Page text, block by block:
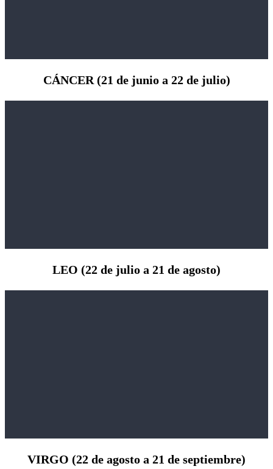
CÁNCER (21 de junio a 22 de julio)
LEO (22 de julio a 21 de agosto)
VIRGO (22 de agosto a 21 de septiembre)